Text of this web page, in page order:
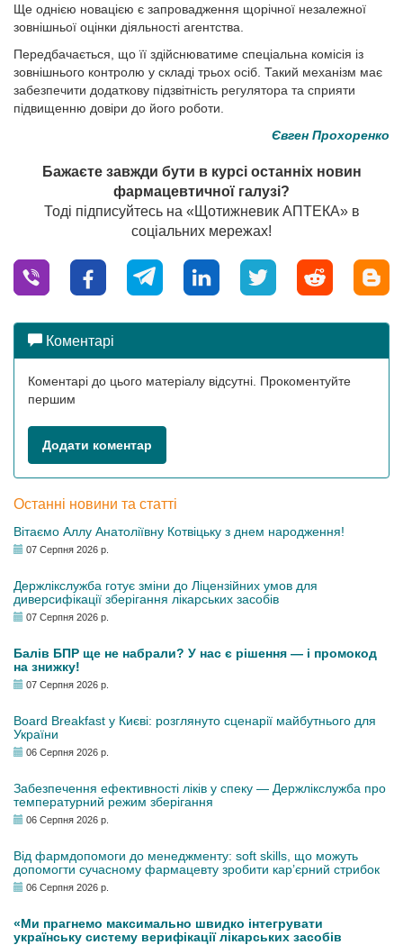
Ще однією новацією є запровадження щорічної незалежної
зовнішньої оцінки діяльності агентства.
Передбачається, що її здійснюватиме спеціальна комісія із
зовнішнього контролю у складі трьох осіб. Такий механізм має
забезпечити додаткову підзвітність регулятора та сприяти
підвищенню довіри до його роботи.
Євген Прохоренко
Бажаєте завжди бути в курсі останніх новин
фармацевтичної галузі?
Тоді підписуйтесь на «Щотижневик АПТЕКА» в
соціальних мережах!
Коментарі
Коментарі до цього матеріалу відсутні. Прокоментуйте
першим
Додати коментар
Останні новини та статті
Вітаємо Аллу Анатоліївну Котвіцьку з днем народження!
07 Серпня 2026 р.
Держлікслужба готує зміни до Ліцензійних умов для
диверсифікації зберігання лікарських засобів
07 Серпня 2026 р.
Балів БПР ще не набрали? У нас є рішення — і промокод
на знижку!
07 Серпня 2026 р.
Board Breakfast у Києві: розглянуто сценарії майбутнього для
України
06 Серпня 2026 р.
Забезпечення ефективності ліків у спеку — Держлікслужба про
температурний режим зберігання
06 Серпня 2026 р.
Від фармдопомоги до менеджменту: soft skills, що можуть
допомогти сучасному фармацевту зробити кар’єрний стрибок
06 Серпня 2026 р.
«Ми прагнемо максимально швидко інтегрувати
українську систему верифікації лікарських засобів